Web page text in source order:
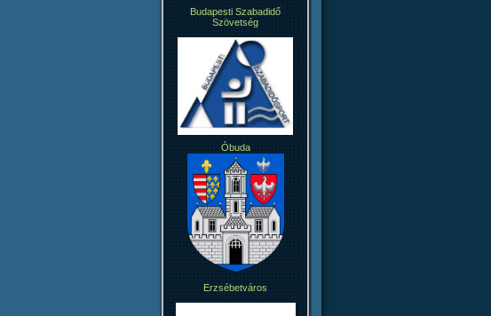
Budapesti Szabadidő
Szövetség
Óbuda
Erzsébetváros